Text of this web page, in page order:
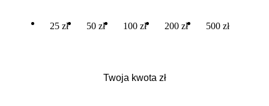
25 zł 50 zł 100 zł 200 zł 500 zł